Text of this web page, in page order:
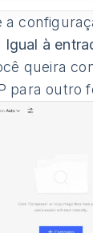
a
Igual à
queira
para outro